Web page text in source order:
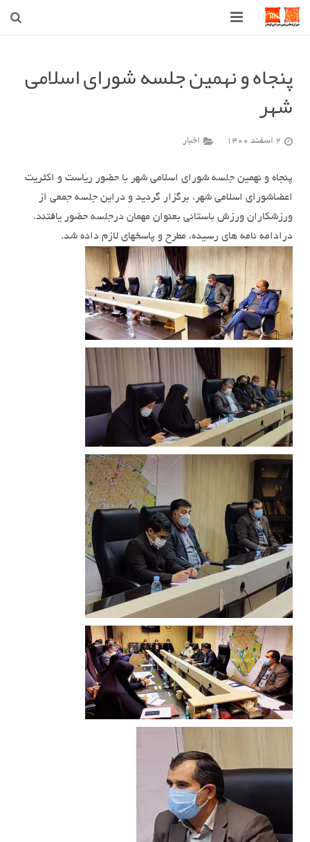
شهرداری
شورای اسلامی شهر قوچان
اخبار روز
قوچان
ارتباط با ما
پنجاه و نهمین جلسه‌ شورای اسلامی
شهر
2 اسفند 1400 اخبار
پنجاه و نهمین جلسه‌ شورای اسلامی شهر با حضور ریاست و اکثریت
اعضاشورای اسلامی شهر، برگزار گردید و دراین جلسه جمعی از
ورزشکاران ورزش باستانی بعنوان مهمان درجلسه حضور یافتند.
درادامه نامه های رسیده، مطرح و پاسخهای لازم داده شد.